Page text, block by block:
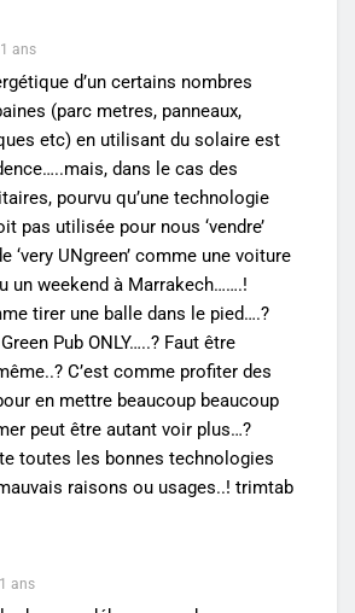
ans
d’un certains nombres
(parc metres, panneaux,
etc) en utilisant du solaire est
dans le cas des
pourvu qu’une technologie
pas utilisée pour nous ‘vendre’
‘very UNgreen’ comme une voiture
un weekend à Marrakech…….!
tirer une balle dans le pied….?
Pub ONLY…..? Faut être
C’est comme profiter des
en mettre beaucoup beaucoup
peut être autant voir plus…?
toutes les bonnes technologies
raisons ou usages..! trimtab
ans